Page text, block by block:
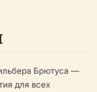
Брютуса —
для всех